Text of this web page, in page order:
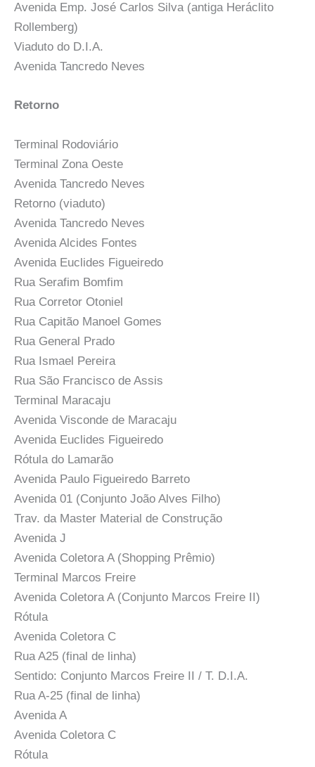
Avenida Emp. José Carlos Silva (antiga Heráclito
Rollemberg)
Viaduto do D.I.A.
Avenida Tancredo Neves
Retorno
Terminal Rodoviário
Terminal Zona Oeste
Avenida Tancredo Neves
Retorno (viaduto)
Avenida Tancredo Neves
Avenida Alcides Fontes
Avenida Euclides Figueiredo
Rua Serafim Bomfim
Rua Corretor Otoniel
Rua Capitão Manoel Gomes
Rua General Prado
Rua Ismael Pereira
Rua São Francisco de Assis
Terminal Maracaju
Avenida Visconde de Maracaju
Avenida Euclides Figueiredo
Rótula do Lamarão
Avenida Paulo Figueiredo Barreto
Avenida 01 (Conjunto João Alves Filho)
Trav. da Master Material de Construção
Avenida J
Avenida Coletora A (Shopping Prêmio)
Terminal Marcos Freire
Avenida Coletora A (Conjunto Marcos Freire II)
Rótula
Avenida Coletora C
Rua A25 (final de linha)
Sentido: Conjunto Marcos Freire II / T. D.I.A.
Rua A-25 (final de linha)
Avenida A
Avenida Coletora C
Rótula